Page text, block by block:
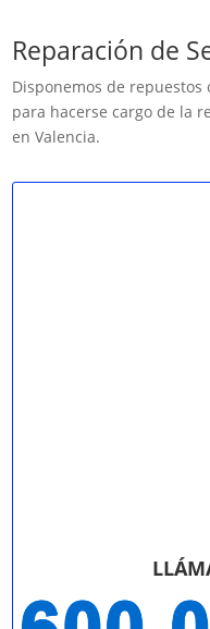
Reparación de
Disponemos de repuestos
para hacerse cargo de la
en Valencia.